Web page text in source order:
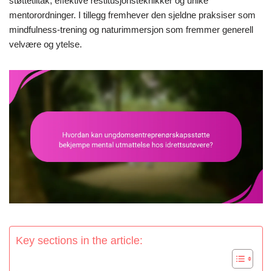
mentorordninger. I tillegg fremhever den sjeldne praksiser som
mindfulness-trening og naturimmersjon som fremmer generell
velvære og ytelse.
Key sections in the article: